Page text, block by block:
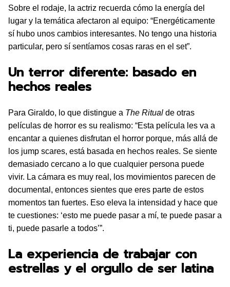
Sobre el rodaje, la actriz recuerda cómo la energía del
lugar y la temática afectaron al equipo: “Energéticamente
sí hubo unos cambios interesantes. No tengo una historia
particular, pero sí sentíamos cosas raras en el set”.
Un terror diferente: basado en
hechos reales
Para Giraldo, lo que distingue a The Ritual de otras
películas de horror es su realismo: “Esta película les va a
encantar a quienes disfrutan el horror porque, más allá de
los jump scares, está basada en hechos reales. Se siente
demasiado cercano a lo que cualquier persona puede
vivir. La cámara es muy real, los movimientos parecen de
documental, entonces sientes que eres parte de estos
momentos tan fuertes. Eso eleva la intensidad y hace que
te cuestiones: ‘esto me puede pasar a mí, te puede pasar a
ti, puede pasarle a todos’”.
La experiencia de trabajar con
estrellas y el orgullo de ser latina